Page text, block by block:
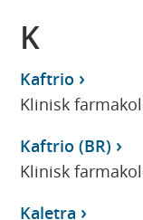
K
Kaftrio
Klinisk
Kaftrio (BR)
Klinisk
Kaletra